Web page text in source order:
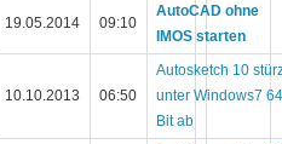
19.05.2014 09:10
AutoCAD ohne
IMOS starten
10.10.2013 06:50
Autosketch 10
unter Windows7
Bit ab